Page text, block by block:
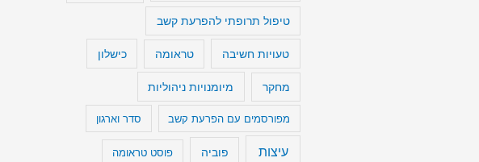
טיפול תרופתי להפרעת קשב
טעויות חשיבה טראומה כישלון
מחקר מיומנויות ניהוליות
מפורסמים עם הפרעת קשב סדר וארגון
עיצות פוביה פוסט טראומה